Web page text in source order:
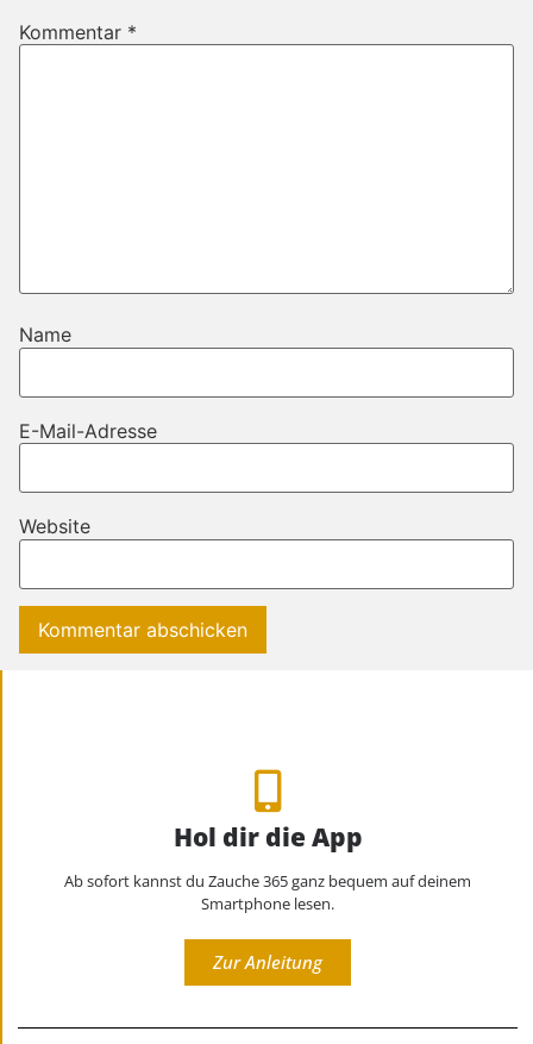
Kommentar *
Name
E-Mail-Adresse
Website
Hol dir die App
Ab sofort kannst du Zauche 365 ganz bequem auf deinem
Smartphone lesen.
Zur Anleitung